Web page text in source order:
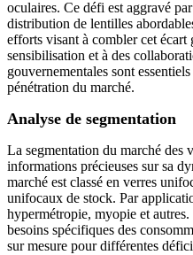
oculaires. Ce défi est aggravé
distribution de lentilles
efforts visant à combler cet écart
sensibilisation et à des
gouvernementales sont
pénétration du marché.
Analyse de segmentation
La segmentation du marché des
informations précieuses sur sa
marché est classé en verres
unifocaux de stock. Par
hypermétropie, myopie et
besoins spécifiques des
sur mesure pour différentes